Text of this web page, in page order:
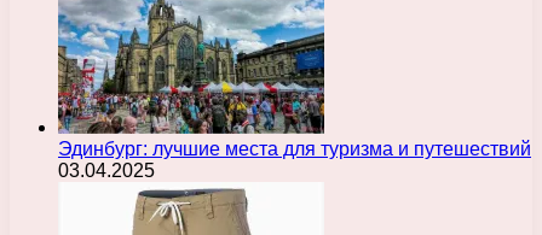
Эдинбург: лучшие места для туризма и путешествий
03.04.2025